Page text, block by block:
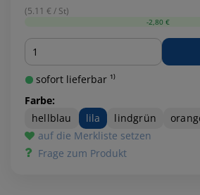
(5.11 € / St)
-2,80 €
Menge
sofort lieferbar ¹⁾
Farbe:
hellblau
lila lindgrün
auf die Merkliste setzen
Frage zum Produkt